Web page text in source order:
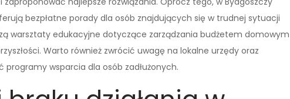
bezpłatne porady dla osób znajdujących się w trudnej sytuacji
warsztaty edukacyjne dotyczące zarządzania budżetem domowym
Warto również zwrócić uwagę na lokalne urzędy oraz
wsparcia dla osób zadłużonych.